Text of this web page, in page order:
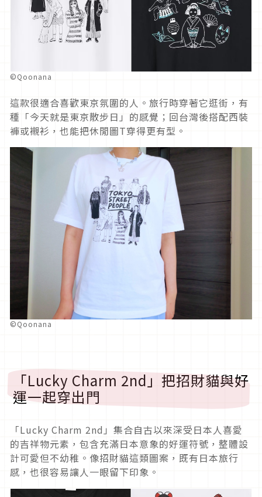
©Qoonana
這款很適合喜歡東京氛圍的人。旅行時穿著它逛街，有
種「今天就是東京散步日」的感覺；回台灣後搭配西裝
褲或襯衫，也能把休閒圖T穿得更有型。
©Qoonana
「Lucky Charm 2nd」把招財貓與好
運一起穿出門
「Lucky Charm 2nd」集合自古以來深受日本人喜愛
的吉祥物元素，包含充滿日本意象的好運符號，整體設
計可愛但不幼稚。像招財貓這類圖案，既有日本旅行
感，也很容易讓人一眼留下印象。